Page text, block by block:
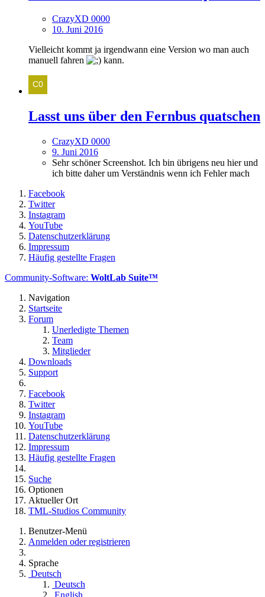
CrazyXD 0000
10. Juni 2016
Vielleicht kommt ja irgendwann eine Version wo man auch
manuell fahren
kann.
Lasst uns über den Fernbus quatschen
CrazyXD 0000
9. Juni 2016
Sehr schöner Screenshot. Ich bin übrigens neu hier und
ich bitte daher um Verständnis wenn ich Fehler mach
Facebook
Twitter
Instagram
YouTube
Datenschutzerklärung
Impressum
Häufig gestellte Fragen
Community-Software: WoltLab Suite™
Navigation
Startseite
Forum
Unerledigte Themen
Team
Mitglieder
Downloads
Support
Facebook
Twitter
Instagram
YouTube
Datenschutzerklärung
Impressum
Häufig gestellte Fragen
Suche
Optionen
Aktueller Ort
TML-Studios Community
Benutzer-Menü
Anmelden oder registrieren
Sprache
Deutsch
Deutsch
English